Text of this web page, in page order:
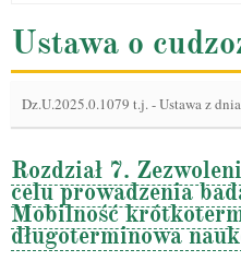
Ustawa o
Dz.U.2025.0.1079 t.j.-Ustawa z
Rozdział 7.
celu prowadzenia
Mobilność
długoterminowa